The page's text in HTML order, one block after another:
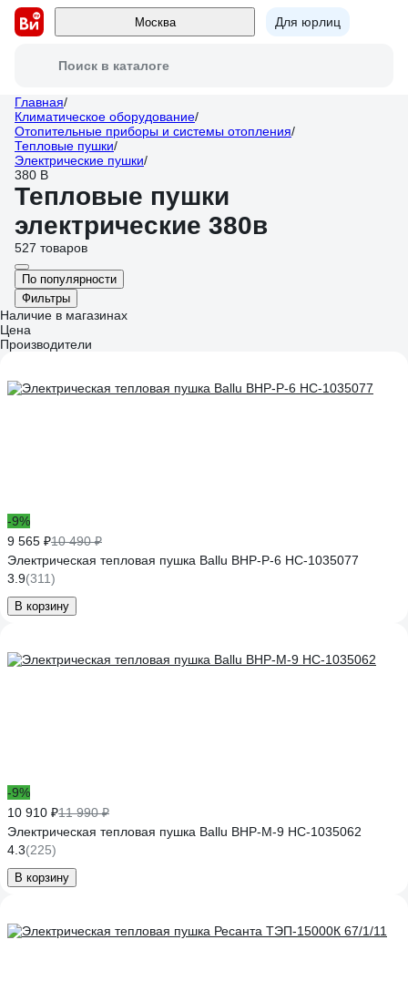
Москва Для юрлиц
Поиск в каталоге
Главная/
Климатическое оборудование/
Отопительные приборы и системы отопления/
Тепловые пушки/
Электрические пушки/
380 В
Тепловые пушки
электрические 380в
527 товаров
По популярности
Фильтры
Наличие в магазинах
Цена
Производители
-9%
9 565 ₽10 490 ₽
Электрическая тепловая пушка Ballu BHP-P-6 НС-1035077
3.9(311)
В корзину
-9%
10 910 ₽11 990 ₽
Электрическая тепловая пушка Ballu BHP-M-9 НС-1035062
4.3(225)
В корзину